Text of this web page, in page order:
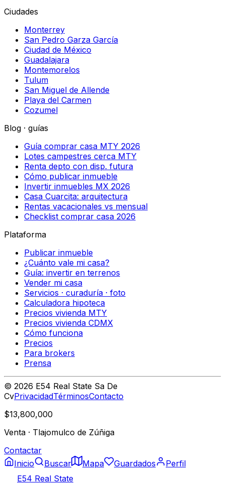
Ciudades
Monterrey
San Pedro Garza García
Ciudad de México
Guadalajara
Montemorelos
Tulum
San Miguel de Allende
Playa del Carmen
Cozumel
Blog · guías
Guía comprar casa MTY 2026
Lotes campestres cerca MTY
Renta depto con disp. futura
Cómo publicar inmueble
Invertir inmuebles MX 2026
Casa Cuarcita: arquitectura
Rentas vacacionales vs mensual
Checklist comprar casa 2026
Plataforma
Publicar inmueble
¿Cuánto vale mi casa?
Guía: invertir en terrenos
Vender mi casa
Servicios · curaduría · foto
Calculadora hipoteca
Precios vivienda MTY
Precios vivienda CDMX
Cómo funciona
Precios
Para brokers
Prensa
© 2026 E54 Real State Sa De
CvPrivacidadTérminosContacto
$13,800,000
Venta · Tlajomulco de Zúñiga
Contactar
Inicio
Buscar Mapa Guardados
Perfil
E54 Real State